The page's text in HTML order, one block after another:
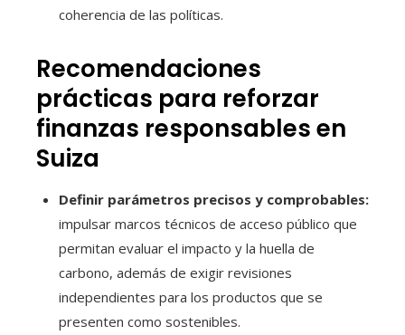
coherencia de las políticas.
Recomendaciones
prácticas para reforzar
finanzas responsables en
Suiza
Definir parámetros precisos y comprobables:
impulsar marcos técnicos de acceso público que
permitan evaluar el impacto y la huella de
carbono, además de exigir revisiones
independientes para los productos que se
presenten como sostenibles.